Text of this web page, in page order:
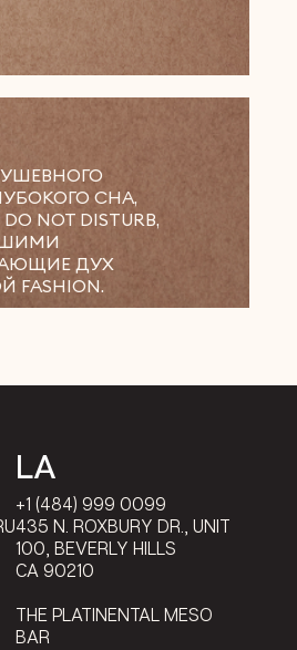
СНА,
NOT DISTURB,
ДУХ
LA
+1 (484) 999 0099
435 N. ROXBURY DR., UNIT
100, BEVERLY HILLS
CA 90210
THE PLATINENTAL MESO
BAR